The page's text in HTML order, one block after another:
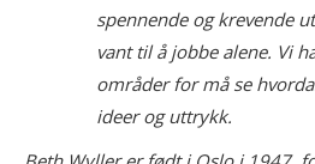
spennende og krevende
vant til å jobbe alene. Vi
områder for må se
ideer og uttrykk.